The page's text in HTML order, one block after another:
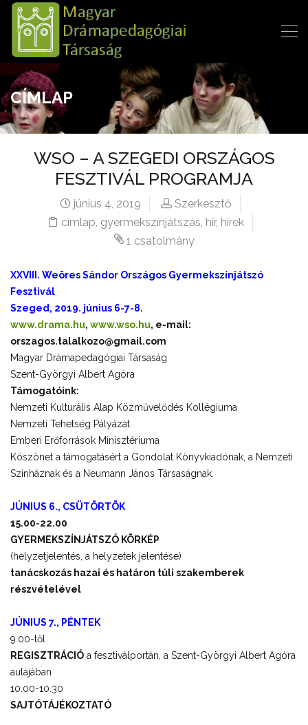
CÍMLAP
WSO – A SZEGEDI ORSZÁGOS
FESZTIVÁL PROGRAMJA
június 4, 2019
Szerkesztő
címlap, gyermekszínjátszás, hír, hírek
1 csatolmány
XXVIII. Weöres Sándor Országos Gyermekszínjátszó
Fesztivál
Szeged, 2019. június 6-7-8.
www.drama.hu, www.wso.hu, e-mail:
orszagos.talalkozo@gmail.com
Magyar Drámapedagógiai Társaság
Szent-Györgyi Albert Agóra
Támogatóink:
Nemzeti Kulturális Alap Közművelődés Kollégiuma
Nemzeti Tehetség Pályázat
Emberi Erőforrások Minisztériuma
Köszönet a támogatásért a Gondolat Könyvkiadónak, a Nemzeti
Színháznak és a Neumann János Társaságnak.
JÚNIUS 6., CSÜTÖRTÖK
15.00-22.00
GYERMEKSZÍNJÁTSZÓ KÖRKÉP
(helyzetjelentés, a helyzetek jelentése)
tanácskozás hazai és határon túli szakemberek
részvételével
JÚNIUS 7., PÉNTEK
9.00-től
REGISZTRÁCIÓ a fesztiválportán, a Szent-Györgyi Albert Agóra
aulájában
10.00-10.30
SAJTÓTÁJÉKOZTATÓ